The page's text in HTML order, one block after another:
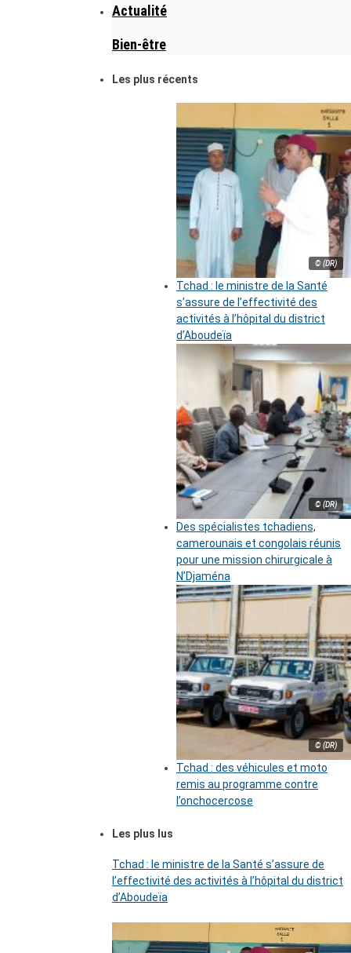
Actualité
Bien-être
Les plus récents
© (DR)
Tchad : le ministre de la Santé
s’assure de l’effectivité des
activités à l’hôpital du district
d’Aboudeïa
© (DR)
Des spécialistes tchadiens,
camerounais et congolais réunis
pour une mission chirurgicale à
N’Djaména
© (DR)
Tchad : des véhicules et moto
remis au programme contre
l’onchocercose
Les plus lus
Tchad : le ministre de la Santé s’assure de
l’effectivité des activités à l’hôpital du district
d’Aboudeïa